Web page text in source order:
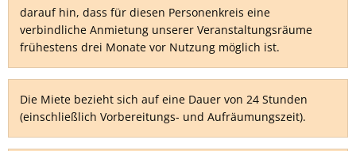
darauf hin, dass für diesen Personenkreis eine
verbindliche Anmietung unserer Veranstaltungsräume
frühestens drei Monate vor Nutzung möglich ist.
Die Miete bezieht sich auf eine Dauer von 24 Stunden
(einschließlich Vorbereitungs- und Aufräumungszeit).